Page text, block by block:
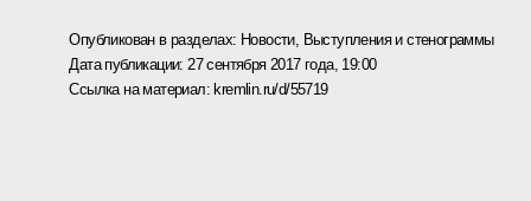
Опубликован в разделах: Новости, Выступления и стенограммы
Дата публикации: 27 сентября 2017 года, 19:00
Ссылка на материал: kremlin.ru/d/55719